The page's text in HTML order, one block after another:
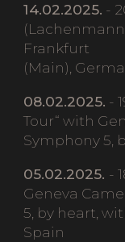
14.02.2025. -
Frankfurt
(Main),
08.02.2025. -
Tour“ with
Symphony 5,
05.02.2025. -
Geneva
5, by heart,
Spain